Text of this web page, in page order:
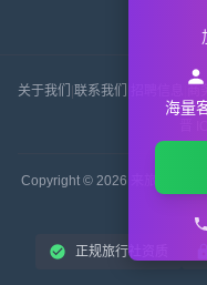
关于我们 联系我们
Copyright © 2026 来旅行旅游
正规旅行社资质
海量